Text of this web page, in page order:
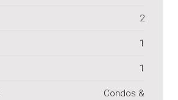
2
1
1
Condos &